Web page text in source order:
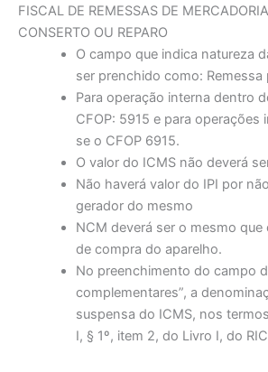
FISCAL DE REMESSAS DE
CONSERTO OU REPARO
O campo que indica natureza
ser prenchido como: Remessa
Para operação interna dentro
CFOP: 5915 e para operações
se o CFOP 6915.
O valor do ICMS não deverá
Não haverá valor do IPI por
gerador do mesmo
NCM deverá ser o mesmo que
de compra do aparelho.
No preenchimento do campo
complementares”, a
suspensa do ICMS, nos
I, § 1º, item 2, do Livro I, do